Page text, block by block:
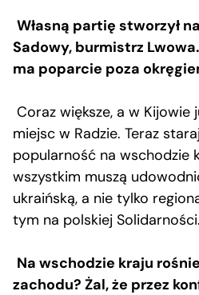
Własną partię stworzył
Sadowy, burmistrz
ma poparcie poza
Coraz większe, a w Kijowie
miejsc w Radzie. Teraz
popularność na wschodzie
wszystkim muszą
ukraińską, a nie tylko
tym na polskiej Solidarności.
Na wschodzie kraju
zachodu? Żal, że przez